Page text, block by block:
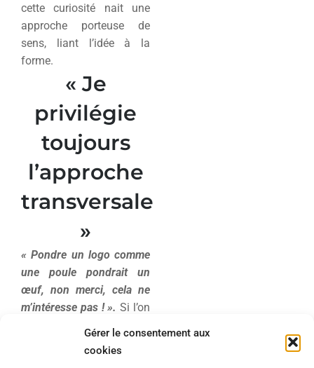
Gérer le consentement aux
cookies
cette curiosité nait une
approche porteuse de
sens, liant l’idée à la
forme.
« Je
privilégie
toujours
l’approche
transversale
»
« Pondre un logo comme
une poule pondrait un
œuf, non merci, cela ne
m’intéresse pas ! ». Si l’on